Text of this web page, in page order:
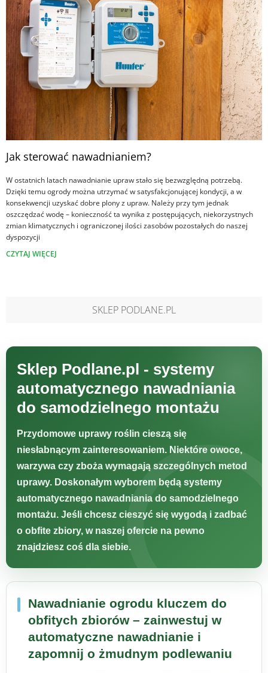
Jak sterować nawadnianiem?
W ostatnich latach nawadnianie upraw stało się bezwzględną potrzebą.
Dzięki temu ogrody można utrzymać w satysfakcjonującej kondycji, a w
konsekwencji uzyskać dobre plony z upraw. Należy przy tym jednak
oszczędzać wodę – konieczność ta wynika z postępujących, niekorzystnych
zmian klimatycznych i ograniczonej ilości zasobów pozostałych do naszej
dyspozycji
CZYTAJ WIĘCEJ
SKLEP PODLANE.PL
Sklep Podlane.pl - systemy
automatycznego nawadniania
do samodzielnego montażu
Przydomowe uprawy roślin cieszą się
niesłabnącym zainteresowaniem. Niektóre owoce,
warzywa czy zboża wymagają szczególnych metod
uprawy. Doskonałym wyborem będą systemy
automatycznego nawadniania do samodzielnego
montażu. Jeśli chcesz cieszyć się wygodą i zadbać
o obfite zbiory, w naszej ofercie na pewno
znajdziesz coś dla siebie.
Nawadnianie ogrodu kluczem do
obfitych zbiorów – zainwestuj w
automatyczne nawadnianie i
zapomnij o żmudnym podlewaniu